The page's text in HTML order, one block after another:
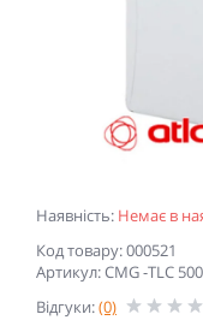
Наявність: Немає в
Код товару: 000521
Артикул: CMG -TLC 500
Відгуки:(0)